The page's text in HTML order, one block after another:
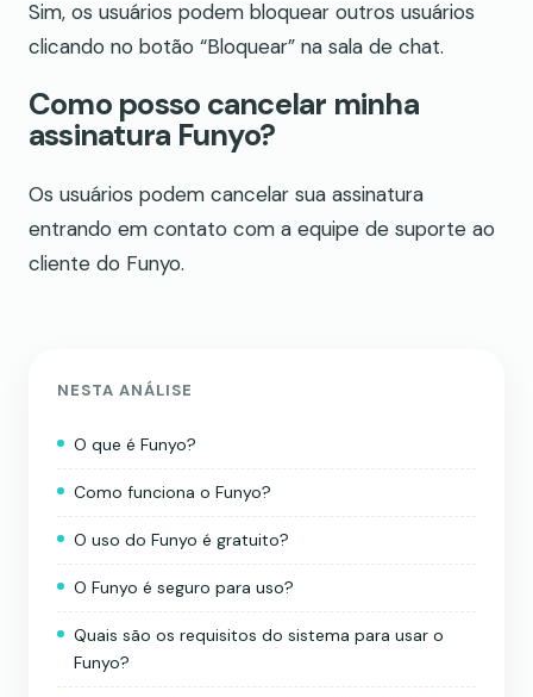
Sim, os usuários podem bloquear outros usuários
clicando no botão “Bloquear” na sala de chat.
Como posso cancelar minha
assinatura Funyo?
Os usuários podem cancelar sua assinatura
entrando em contato com a equipe de suporte ao
cliente do Funyo.
NESTA ANÁLISE
O que é Funyo?
Como funciona o Funyo?
O uso do Funyo é gratuito?
O Funyo é seguro para uso?
Quais são os requisitos do sistema para usar o
Funyo?